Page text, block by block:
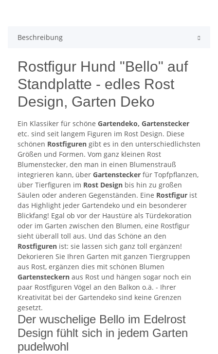
Beschreibung
Rostfigur Hund "Bello" auf
Standplatte - edles Rost
Design, Garten Deko
Ein Klassiker für schöne Gartendeko, Gartenstecker
etc. sind seit langem Figuren im Rost Design. Diese
schönen Rostfiguren gibt es in den unterschiedlichsten
Größen und Formen. Vom ganz kleinen Rost
Blumenstecker, den man in einen Blumenstrauß
integrieren kann, über Gartenstecker für Topfpflanzen,
über Tierfiguren im Rost Design bis hin zu großen
Säulen oder anderen Gegenständen. Eine Rostfigur ist
das Highlight jeder Gartendeko und ein besonderer
Blickfang! Egal ob vor der Haustüre als Türdekoration
oder im Garten zwischen den Blumen, eine Rostfigur
sieht überall toll aus. Und das Schöne an den
Rostfiguren ist: sie lassen sich ganz toll ergänzen!
Dekorieren Sie Ihren Garten mit ganzen Tiergruppen
aus Rost, ergänzen dies mit schönen Blumen
Gartensteckern aus Rost und hängen sogar noch ein
paar Rostfiguren Vögel an den Balkon o.ä. - Ihrer
Kreativität bei der Gartendeko sind keine Grenzen
gesetzt.
Der wuschelige Bello im Edelrost
Design fühlt sich in jedem Garten
pudelwohl